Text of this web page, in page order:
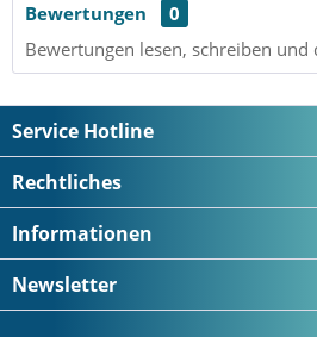
Bewertungen
0
Bewertungen lesen, schreiben und
Service Hotline
Rechtliches
Informationen
Newsletter